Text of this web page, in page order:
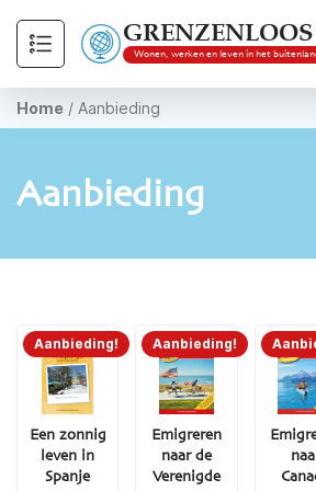
GRENZENLOOS
Wonen, werken en leven in het
Home / Aanbieding
Aanbieding
Aanbieding!
Een zonnig
leven in
Spanje
Aanbieding!
Emigreren
naar de
Verenigde